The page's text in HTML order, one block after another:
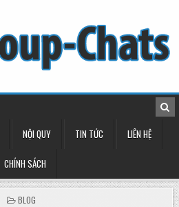
NỘI QUY TIN TỨC LIÊN HỆ
CHÍNH SÁCH
POSTED
BLOG